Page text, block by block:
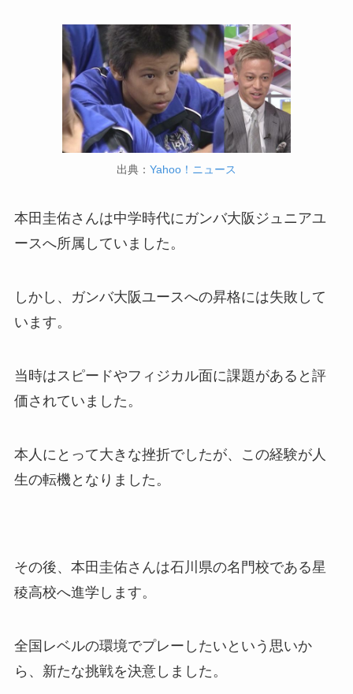
出典： Yahoo！ニュース
本田圭佑さんは中学時代にガンバ大阪ジュニアユ
ースへ所属していました。
しかし、ガンバ大阪ユースへの昇格には失敗して
います。
当時はスピードやフィジカル面に課題があると評
価されていました。
本人にとって大きな挫折でしたが、この経験が人
生の転機となりました。
その後、本田圭佑さんは石川県の名門校である星
稜高校へ進学します。
全国レベルの環境でプレーしたいという思いか
ら、新たな挑戦を決意しました。